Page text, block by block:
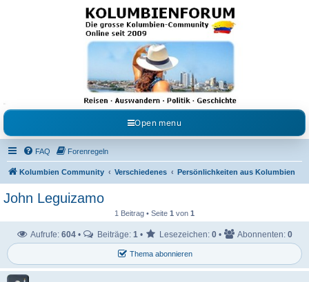
Kolumbienforum - Das
grosse Forum der
Freunde Kolumbiens
Reisen, Auswandern, Kultur, Politik, Geschichte und Visum in Kolumbien und Venezuela.
Austausch, Erfahrungen und Gemeinschaft im Kolumbienforum
Open menu
FAQ Forenregeln
Kolumbien Community Verschiedenes Persönlichkeiten aus Kolumbien
John Leguizamo
1 Beitrag • Seite 1 von 1
Thema abonnieren
Aufrufe: 604 • Beiträge: 1 • Lesezeichen: 0 • Abonnenten: 0